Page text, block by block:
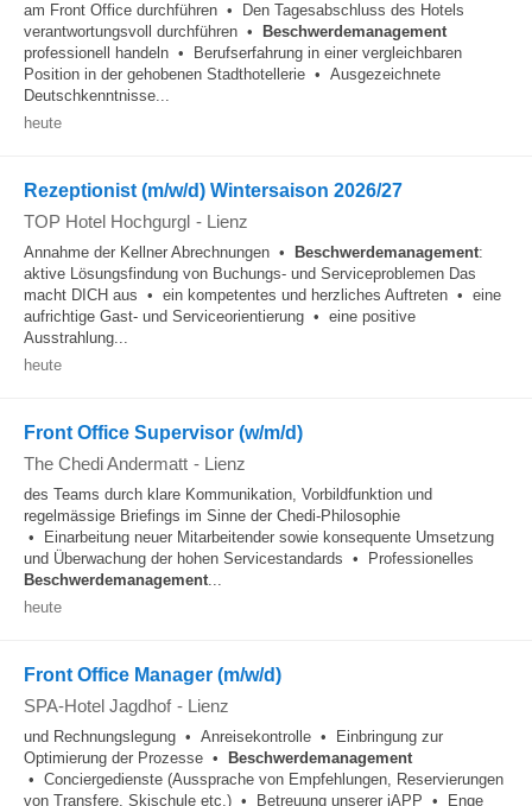
am Front Office durchführen • Den Tagesabschluss des Hotels
verantwortungsvoll durchführen •
Beschwerdemanagement
professionell handeln • Berufserfahrung in einer vergleichbaren
Position in der gehobenen Stadthotellerie • Ausgezeichnete
Deutschkenntnisse...
heute
Rezeptionist (m/w/d) Wintersaison 2026/27
TOP Hotel Hochgurgl - Lienz
Annahme der Kellner Abrechnungen • Beschwerdemanagement:
aktive Lösungsfindung von Buchungs- und Serviceproblemen Das
macht DICH aus • ein kompetentes und herzliches Auftreten • eine
aufrichtige Gast- und Serviceorientierung • eine positive
Ausstrahlung...
heute
Front Office Supervisor (w/m/d)
The Chedi Andermatt - Lienz
des Teams durch klare Kommunikation, Vorbildfunktion und
regelmässige Briefings im Sinne der Chedi-Philosophie
• Einarbeitung neuer Mitarbeitender sowie konsequente Umsetzung
und Überwachung der hohen Servicestandards • Professionelles
Beschwerdemanagement...
heute
Front Office Manager (m/w/d)
SPA-Hotel Jagdhof - Lienz
und Rechnungslegung • Anreisekontrolle • Einbringung zur
Optimierung der Prozesse •
Beschwerdemanagement
• Conciergedienste (Aussprache von Empfehlungen, Reservierungen
von Transfere, Skischule etc.) • Betreuung unserer jAPP • Enge